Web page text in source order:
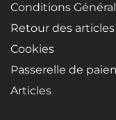
Conditions
Retour des articles
Cookies
Passerelle de
Articles